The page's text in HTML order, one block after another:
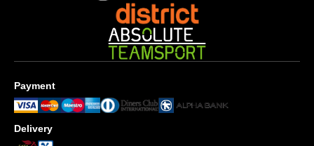
Payment
Delivery